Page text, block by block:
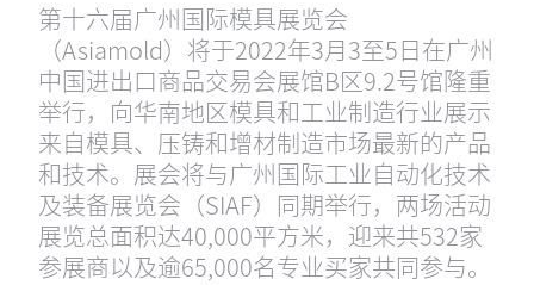
第十六届广州国际模具展览会
（Asiamold）将于2022年3月3至5日在广州
中国进出口商品交易会展馆B区9.2号馆隆重
举行，向华南地区模具和工业制造行业展示
来自模具、压铸和增材制造市场最新的产品
和技术。展会将与广州国际工业自动化技术
及装备展览会（SIAF）同期举行，两场活动
展览总面积达40,000平方米，迎来共532家
参展商以及逾65,000名专业买家共同参与。